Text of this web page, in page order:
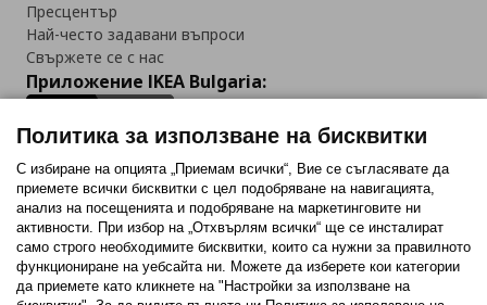
Пресцентър
Най-често задавани въпроси
Свържете се с нас
Приложение IKEA Bulgaria:
Последвайте ни:
FacebookTwitterYoutubePinterestInstagram
Политика за използване на бисквитки
С избиране на опцията „Приемам всички“, Вие се съгласявате да
приемете всички бисквитки с цел подобряване на навигацията,
анализ на посещенията и подобряване на маркетинговите ни
активности. При избор на „Отхвърлям всички“ ще се инсталират
само строго необходимитe бисквитки, които са нужни за правилното
функциониране на уебсайта ни. Можете да изберете кои категории
да приемете като кликнете на "Настройки за използване на